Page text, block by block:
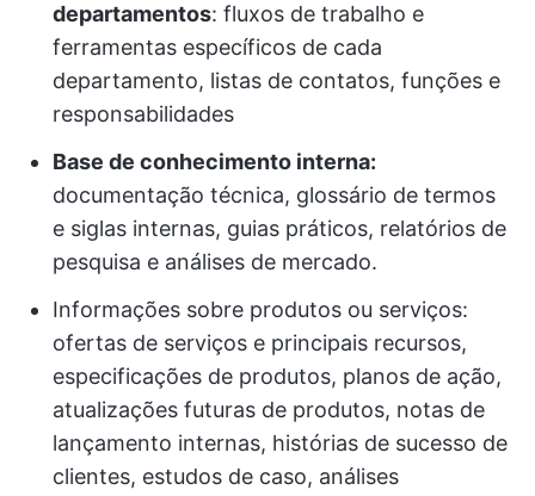
departamentos: fluxos de trabalho e
ferramentas específicos de cada
departamento, listas de contatos, funções e
responsabilidades
Base de conhecimento interna:
documentação técnica, glossário de termos
e siglas internas, guias práticos, relatórios de
pesquisa e análises de mercado.
Informações sobre produtos ou serviços:
ofertas de serviços e principais recursos,
especificações de produtos, planos de ação,
atualizações futuras de produtos, notas de
lançamento internas, histórias de sucesso de
clientes, estudos de caso, análises